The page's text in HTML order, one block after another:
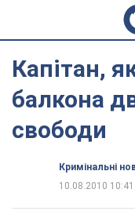
Капітан,
балкона
свободи
Кримінальні
10.08.2010 10:41